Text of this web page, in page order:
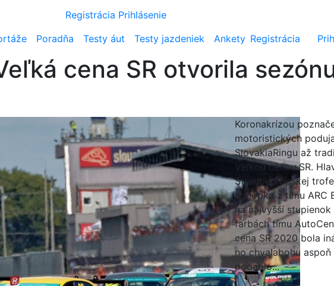
Registrácia Prihlásenie
Poradňa Testy áut Testy jazdeniek Ankety Registrácia
cena SR otvorila
Koronakrízou
motoristických
SlovakiaRingu až
Veľkou cenou SR.
Stredoeurópskej
Konôpka z tímu ARC
na najvyšší
farbách tímu
cena SR 2020 bola
no chvalabohu
podarilo...